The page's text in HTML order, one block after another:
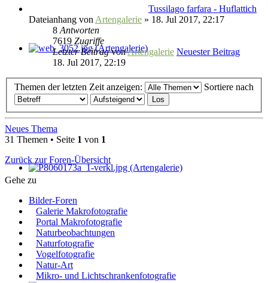
Tussilago farfara - Huflattich
Dateianhang von Artengalerie » 18. Jul 2017, 22:17
8 Antworten
7619 Zugriffe
Letzter BeitragvonArtengalerie Neuester Beitrag
18. Jul 2017, 22:19
Themen der letzten Zeit anzeigen: Sortiere nach
Neues Thema
31 Themen • Seite 1 von 1
Zurück zur Foren-Übersicht
Gehe zu
Bilder-Foren
Galerie Makrofotografie
Portal Makrofotografie
Naturbeobachtungen
Naturfotografie
Vogelfotografie
Natur-Art
Mikro- und Lichtschrankenfotografie